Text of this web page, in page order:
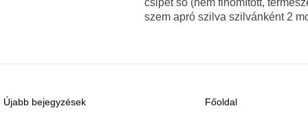
csipet só (nem finomított,
szem apró szilva szilvánként 2
Újabb bejegyzések Főoldal